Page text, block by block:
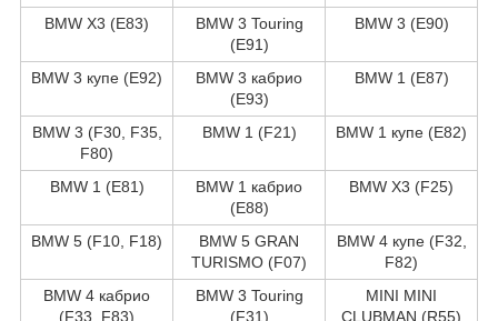
BMW X3 (E83)
BMW 3 Touring
(E91)
BMW 3 (E90)
BMW 3 купе (E92)
BMW 3 кабрио
(E93)
BMW 1 (E87)
BMW 3 (F30, F35,
F80)
BMW 1 (F21) BMW 1 купе (E82)
BMW 1 (E81)
BMW 1 кабрио
(E88)
BMW X3 (F25)
BMW 5 (F10, F18)
BMW 5 GRAN
TURISMO (F07)
BMW 4 купе (F32,
F82)
BMW 4 кабрио
(F33, F83)
BMW 3 Touring
(F31)
MINI MINI
CLUBMAN (R55)